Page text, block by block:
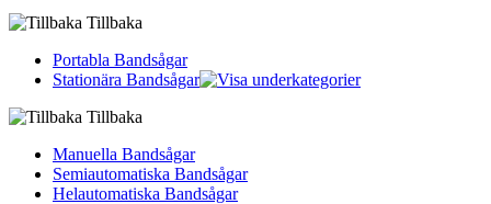
Tillbaka
Portabla Bandsågar
Stationära Bandsågar
Tillbaka
Manuella Bandsågar
Semiautomatiska Bandsågar
Helautomatiska Bandsågar